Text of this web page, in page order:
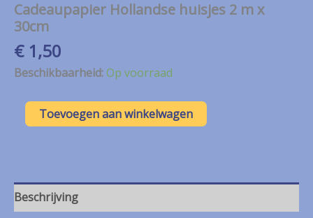
Cadeaupapier Hollandse huisjes 2 m x
30cm
€1,50
Beschikbaarheid:Op voorraad
Cadeaupapier
Hollandse
30cm
aantal
Toevoegen aan winkelwagen
Beschrijving